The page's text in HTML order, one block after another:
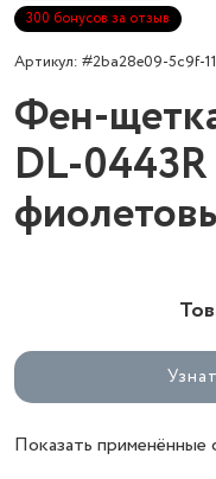
300 бонусов за отзыв
Артикул: #2ba28e09-5c9f-
Фен-
DL-0443R
Показать применённые